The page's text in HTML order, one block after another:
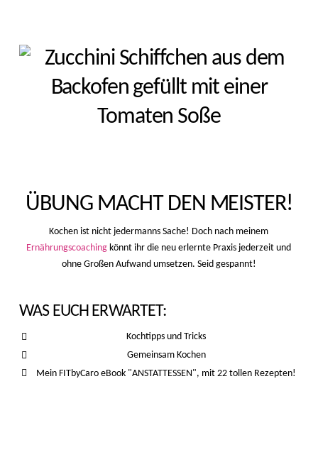
ÜBUNG MACHT DEN MEISTER!
Kochen ist nicht jedermanns Sache! Doch nach meinem
Ernährungscoachingkönnt ihr die neu erlernte Praxis jederzeit und
ohne Großen Aufwand umsetzen. Seid gespannt!
WAS EUCH ERWARTET:
Kochtipps und Tricks
Gemeinsam Kochen
Mein FITbyCaro eBook "ANSTATTESSEN", mit 22 tollen Rezepten!